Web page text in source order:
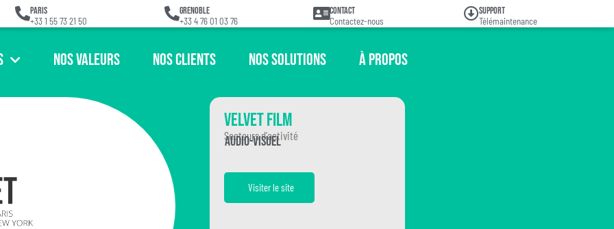
Paris
+33 1 55 73 21 50
Grenoble
+33 4 76 01 03 76
Contact
Contactez-nous
Support
Télémaintenance
Nos Valeurs Nos Clients Nos Solutions À propos
Velvet Film
Secteurs d'activité
Audio-visuel
Visiter le site